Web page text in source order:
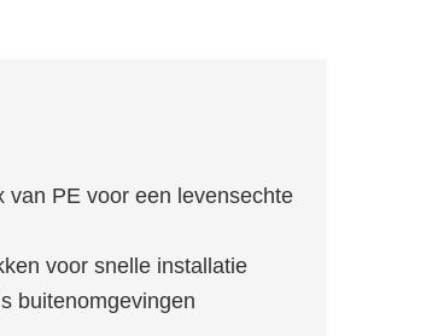
van PE voor een levensechte
voor snelle installatie
buitenomgevingen